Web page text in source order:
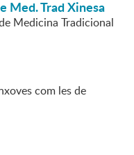
Med. Trad Xinesa
Medicina Tradicional
com les de